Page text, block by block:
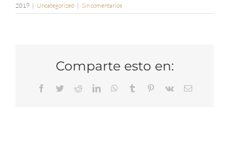
2019 | Uncategorized | Sin comentarios
Comparte esto en:
Facebook
TwitterRedditLinkedInWhatsApp
Tumblr Pinterest
Vk
Correo